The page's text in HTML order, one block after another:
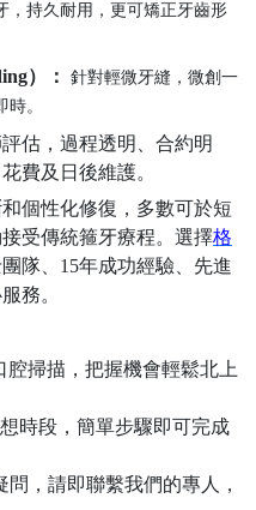
，持久耐用，更可矯正牙齒形
）：
針對輕微牙縫，微創一
。
估，過程透明、合約明
費及日後維護。
個性化修復，多數可於短
受傳統箍牙療程。選擇格
隊、 15年成功經驗、先進
務。
腔掃描，把握機會輕鬆北上
時段，簡單步驟即可完成
問，請即聯繫我們的專人，